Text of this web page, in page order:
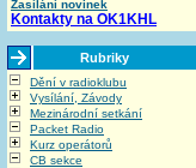
Zasílání novinek
Kontakty na OK1KHL
Rubriky
Dění v radioklubu
Vysílání, Závody
Mezinárodní setkání
Packet Radio
Kurz operátorů
CB sekce